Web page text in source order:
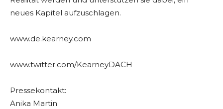
neues Kapitel aufzuschlagen.
www.de.kearney.com
www.twitter.com/KearneyDACH
Pressekontakt:
Anika Martin